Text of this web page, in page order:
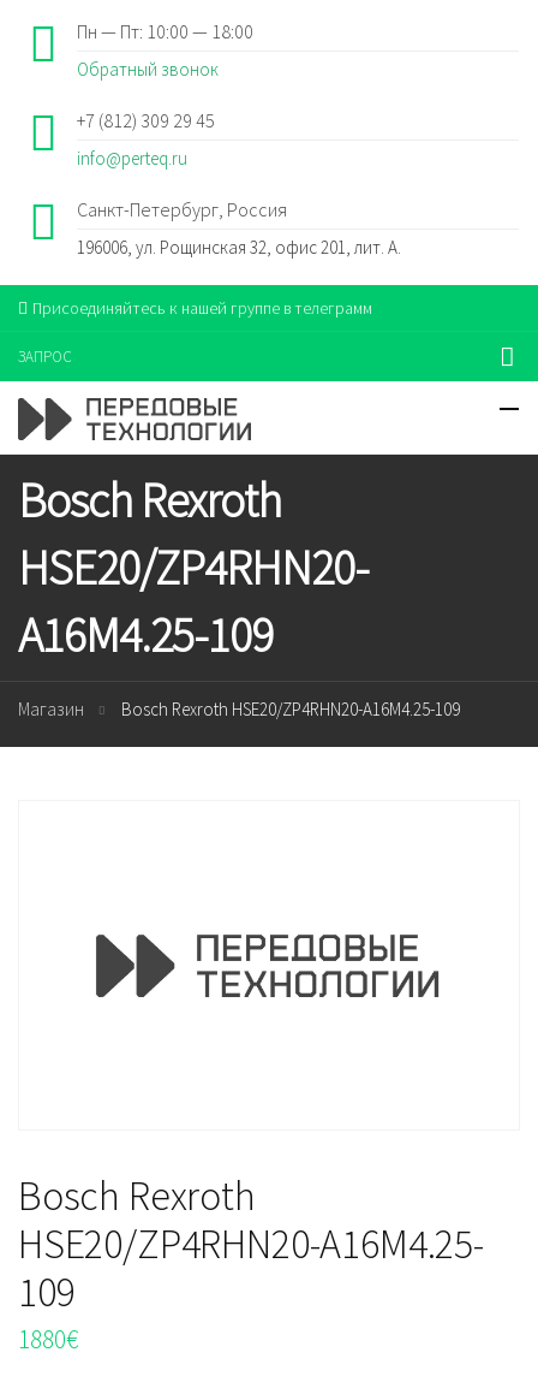
Пн — Пт: 10:00 — 18:00
Обратный звонок
+7 (812) 309 29 45
info@perteq.ru
Санкт-Петербург, Россия
196006, ул. Рощинская 32, офис 201, лит. А.
Присоединяйтесь к нашей группе в телеграмм
ЗАПРОС
Bosch Rexroth
HSE20/ZP4RHN20-
A16M4.25-109
Магазин Bosch Rexroth HSE20/ZP4RHN20-A16M4.25-109
Bosch Rexroth
HSE20/ZP4RHN20-A16M4.25-
109
1880€